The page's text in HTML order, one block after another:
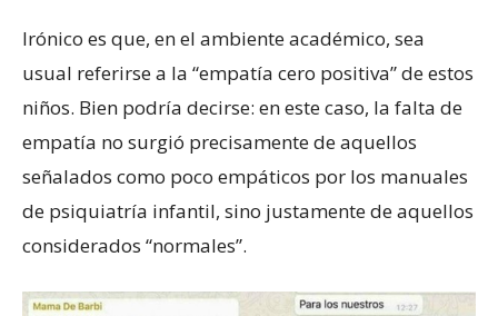
Irónico es que, en el ambiente académico, sea
usual referirse a la “empatía cero positiva” de estos
niños. Bien podría decirse: en este caso, la falta de
empatía no surgió precisamente de aquellos
señalados como poco empáticos por los manuales
de psiquiatría infantil, sino justamente de aquellos
considerados “normales”.